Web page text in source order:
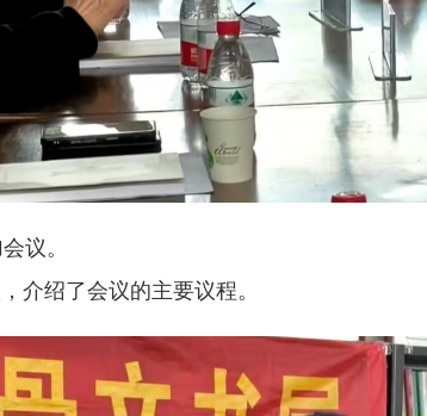
议。
绍了会议的主要议程。